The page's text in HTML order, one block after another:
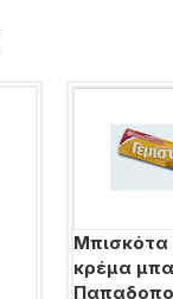
Μπισκότα
κρέμα